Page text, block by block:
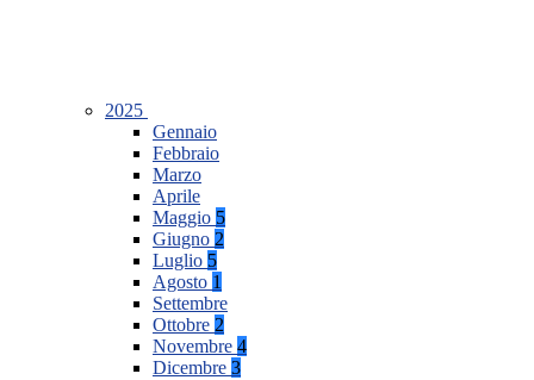
2025
Gennaio
Febbraio
Marzo
Aprile
Maggio 5
Giugno 2
Luglio 5
Agosto 1
Settembre
Ottobre 2
Novembre 4
Dicembre 3